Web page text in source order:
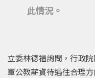
此情況。
立委林德福詢問，行政
軍公教薪資待遇往合理